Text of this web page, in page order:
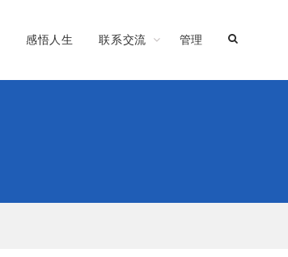
感悟人生 联系交流 管理